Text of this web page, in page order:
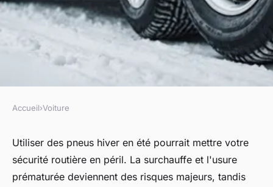
Pneu hiver en été : un danger
pour votre sécurité routière
Accueil›Voiture
Utiliser des pneus hiver en été pourrait mettre votre
sécurité routière en péril. La surchauffe et l'usure
prématurée deviennent des risques majeurs, tandis